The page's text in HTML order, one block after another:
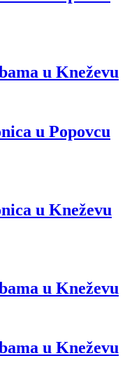
u Kneževu
u Popovcu
u Kneževu
u Kneževu
u Kneževu